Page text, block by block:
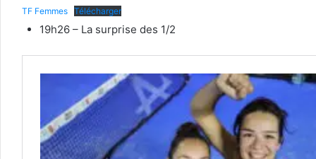
TF Femmes Télécharger
19h26 – La surprise des 1/2